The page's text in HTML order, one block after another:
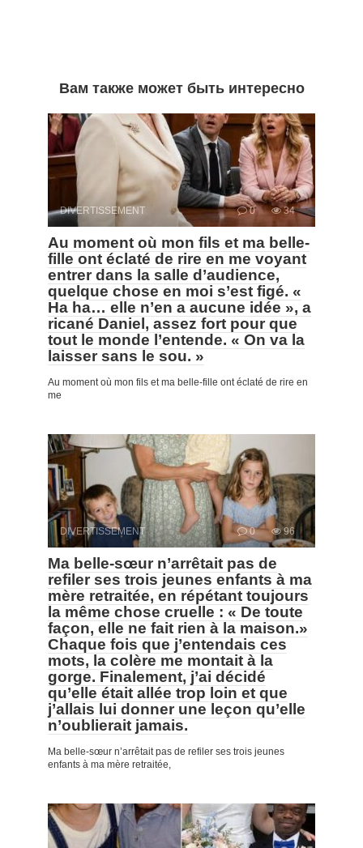
Вам также может быть интересно
DIVERTISSEMENT 0 34
Au moment où mon fils et ma belle-
fille ont éclaté de rire en me voyant
entrer dans la salle d’audience,
quelque chose en moi s’est figé. «
Ha ha… elle n’en a aucune idée », a
ricané Daniel, assez fort pour que
tout le monde l’entende. « On va la
laisser sans le sou. »
Au moment où mon fils et ma belle-fille ont éclaté de rire en
me
DIVERTISSEMENT 0 96
Ma belle-sœur n’arrêtait pas de
refiler ses trois jeunes enfants à ma
mère retraitée, en répétant toujours
la même chose cruelle : « De toute
façon, elle ne fait rien à la maison.»
Chaque fois que j’entendais ces
mots, la colère me montait à la
gorge. Finalement, j’ai décidé
qu’elle était allée trop loin et que
j’allais lui donner une leçon qu’elle
n’oublierait jamais.
Ma belle-sœur n’arrêtait pas de refiler ses trois jeunes
enfants à ma mère retraitée,